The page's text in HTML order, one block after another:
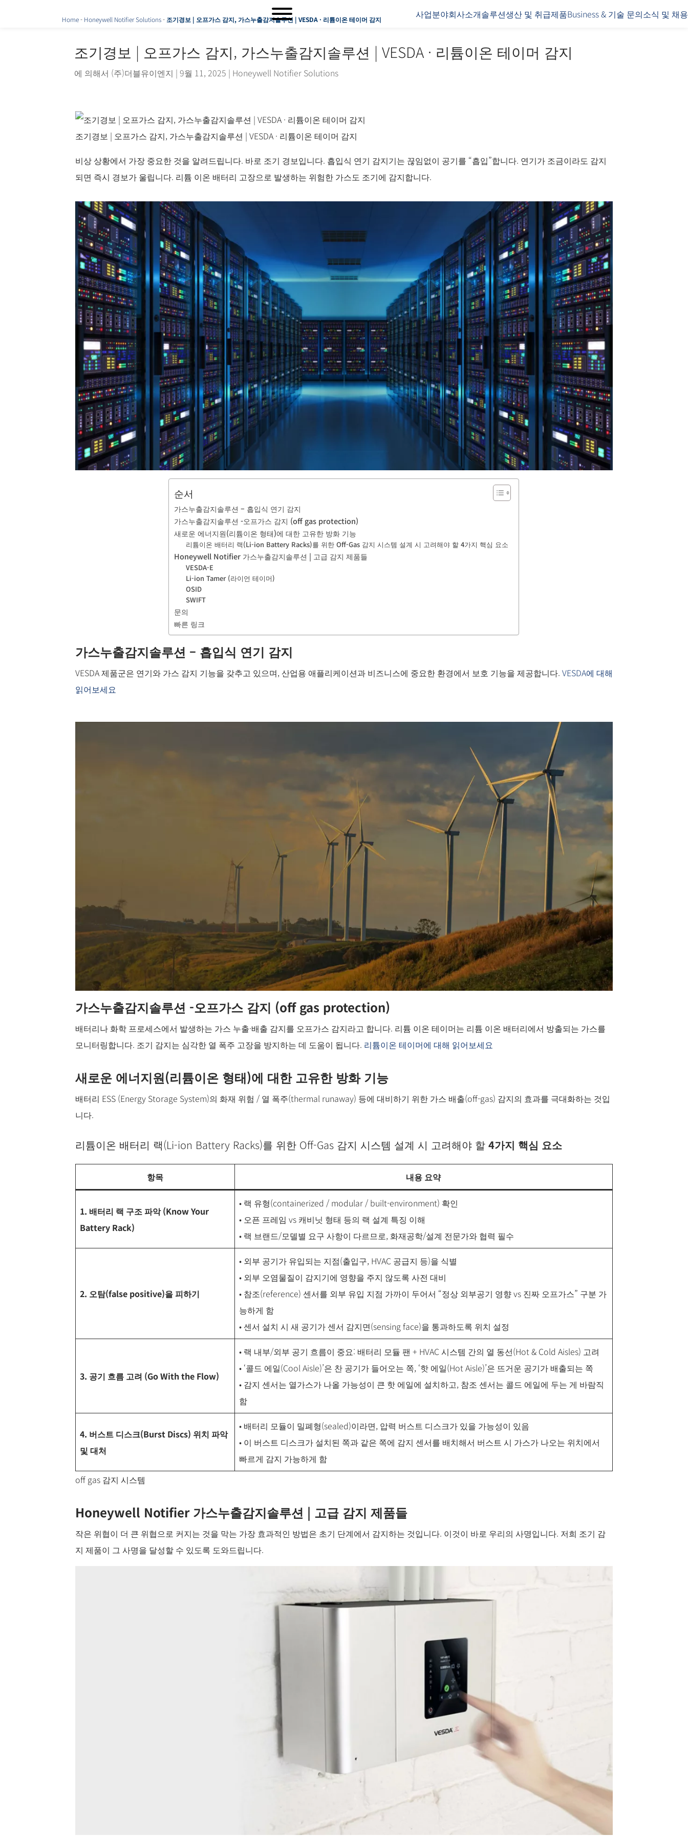
사업분야회사소개솔루션생산 및 취급제품Business & 기술 문의소식 및 채용
Home- Honeywell Notifier Solutions- 조기경보 | 오프가스 감지, 가스누출감지솔루션 | VESDA · 리튬이온 테이머 감지
조기경보 | 오프가스 감지, 가스누출감지솔루션 | VESDA · 리튬이온 테이머 감지
에 의해서 (주)더블유이엔지 | 9월 11, 2025 | Honeywell Notifier Solutions
조기경보 | 오프가스 감지, 가스누출감지솔루션 | VESDA · 리튬이온 테이머 감지
비상 상황에서 가장 중요한 것을 알려드립니다. 바로 조기 경보입니다. 흡입식 연기 감지기는 끊임없이 공기를 “흡입”합니다. 연기가 조금이라도 감지
되면 즉시 경보가 울립니다. 리튬 이온 배터리 고장으로 발생하는 위험한 가스도 조기에 감지합니다.
순서
가스누출감지솔루션 – 흡입식 연기 감지
가스누출감지솔루션 -오프가스 감지 (off gas protection)
새로운 에너지원(리튬이온 형태)에 대한 고유한 방화 기능
리튬이온 배터리 랙(Li-ion Battery Racks)를 위한 Off-Gas 감지 시스템 설계 시 고려해야 할 4가지 핵심 요소
Honeywell Notifier 가스누출감지솔루션 | 고급 감지 제품들
VESDA-E
Li-ion Tamer (라이언 테이머)
OSID
SWIFT
문의
빠른 링크
가스누출감지솔루션 – 흡입식 연기 감지
VESDA 제품군은 연기와 가스 감지 기능을 갖추고 있으며, 산업용 애플리케이션과 비즈니스에 중요한 환경에서 보호 기능을 제공합니다. VESDA에 대해
읽어보세요
가스누출감지솔루션 -오프가스 감지 (off gas protection)
배터리나 화학 프로세스에서 발생하는 가스 누출·배출 감지를 오프가스 감지라고 합니다. 리튬 이온 테이머는 리튬 이온 배터리에서 방출되는 가스를
모니터링합니다. 조기 감지는 심각한 열 폭주 고장을 방지하는 데 도움이 됩니다. 리튬이온 테이머에 대해 읽어보세요
새로운 에너지원(리튬이온 형태)에 대한 고유한 방화 기능
배터리 ESS (Energy Storage System)의 화재 위험 / 열 폭주(thermal runaway) 등에 대비하기 위한 가스 배출(off-gas) 감지의 효과를 극대화하는 것입
니다.
리튬이온 배터리 랙(Li-ion Battery Racks)를 위한 Off-Gas 감지 시스템 설계 시 고려해야 할 4가지 핵심 요소
항목 내용 요약
1. 배터리 랙 구조 파악 (Know Your
Battery Rack)
• 랙 유형(containerized / modular / built-environment) 확인
• 오픈 프레임 vs 캐비닛 형태 등의 랙 설계 특징 이해
• 랙 브랜드/모델별 요구 사항이 다르므로, 화재공학/설계 전문가와 협력 필수
2. 오탐(false positive)을 피하기
• 외부 공기가 유입되는 지점(출입구, HVAC 공급지 등)을 식별
• 외부 오염물질이 감지기에 영향을 주지 않도록 사전 대비
• 참조(reference) 센서를 외부 유입 지점 가까이 두어서 “정상 외부공기 영향 vs 진짜 오프가스” 구분 가
능하게 함
• 센서 설치 시 새 공기가 센서 감지면(sensing face)을 통과하도록 위치 설정
3. 공기 흐름 고려 (Go With the Flow)
• 랙 내부/외부 공기 흐름이 중요: 배터리 모듈 팬 + HVAC 시스템 간의 열 동선(Hot & Cold Aisles) 고려
• ‘콜드 에일(Cool Aisle)’은 찬 공기가 들어오는 쪽, ‘핫 에일(Hot Aisle)’은 뜨거운 공기가 배출되는 쪽
• 감지 센서는 열가스가 나올 가능성이 큰 핫 에일에 설치하고, 참조 센서는 콜드 에일에 두는 게 바람직
함
4. 버스트 디스크(Burst Discs) 위치 파악
및 대처
• 배터리 모듈이 밀폐형(sealed)이라면, 압력 버스트 디스크가 있을 가능성이 있음
• 이 버스트 디스크가 설치된 쪽과 같은 쪽에 감지 센서를 배치해서 버스트 시 가스가 나오는 위치에서
빠르게 감지 가능하게 함
off gas 감지 시스템
Honeywell Notifier 가스누출감지솔루션 | 고급 감지 제품들
작은 위협이 더 큰 위협으로 커지는 것을 막는 가장 효과적인 방법은 초기 단계에서 감지하는 것입니다. 이것이 바로 우리의 사명입니다. 저희 조기 감
지 제품이 그 사명을 달성할 수 있도록 도와드립니다.